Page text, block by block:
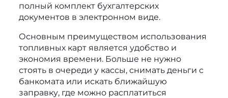
полный комплект бухгалтерских
документов в электронном виде.
Основным преимуществом использования
топливных карт является удобство и
экономия времени. Больше не нужно
стоять в очереди у кассы, снимать деньги с
банкомата или искать ближайшую
заправку, где можно расплатиться